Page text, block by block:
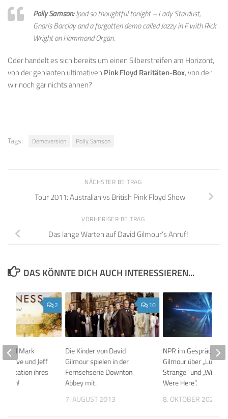
Polly Samson:Ipod so thoughtful tonight – Lady Stardust,
Gnarls Barclay and a forgotten demo called Jazzy in F with Rick
Wright on Hammond Organ.
Oder handelt es sich bereits um einen Silberstreifen am Horizont,
von der geplanten ultimativen Pink Floyd Raritäten-Box, von der
wir noch gar nichts ahnen?
Tags: Demoversion Polly Samson
NÄCHSTER BEITRAG
Tour 2011: Australian vs British Pink Floyd Show
VORHERIGER BEITRAG
Das lange Warten auf David Gilmour’s Anruf!
DAS KÖNNTE DICH AUCH INTERESSIEREN...
10
Die Kinder von David
Gilmour spielen in der
Fernsehserie Downton
Abbey mit.
7. AUGUST 2013
NPR im Gespräch
Gilmour über „Luck
Strange” und „Wish
Were Here”.
8. OKTOBER 2025
2
lud Mark
Cave und Jeff
ihres
ein!